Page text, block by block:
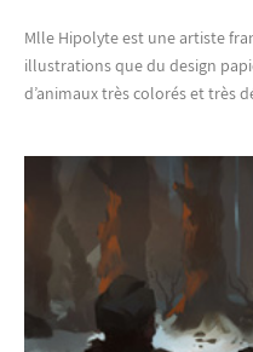
Mlle Hipolyte est une artiste
illustrations que du design
d’animaux très colorés et très